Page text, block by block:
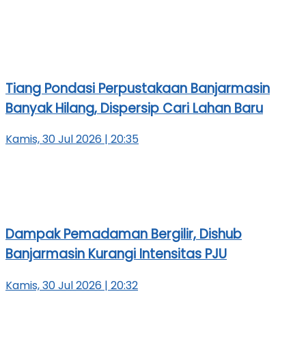
Tiang Pondasi Perpustakaan Banjarmasin
Banyak Hilang, Dispersip Cari Lahan Baru
Kamis, 30 Jul 2026 | 20:35
Dampak Pemadaman Bergilir, Dishub
Banjarmasin Kurangi Intensitas PJU
Kamis, 30 Jul 2026 | 20:32